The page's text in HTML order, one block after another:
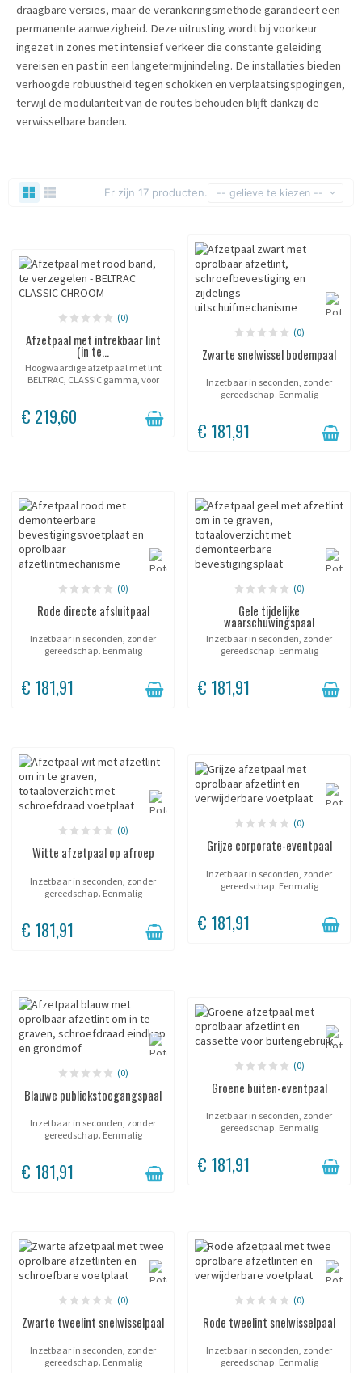
draagbare versies, maar de verankeringsmethode garandeert een
permanente aanwezigheid. Deze uitrusting wordt bij voorkeur
ingezet in zones met intensief verkeer die constante geleiding
vereisen en past in een langetermijnindeling. De installaties bieden
verhoogde robuustheid tegen schokken en verplaatsingspogingen,
terwijl de modulariteit van de routes behouden blijft dankzij de
verwisselbare banden.
Er zijn 17 producten. -- gelieve te kiezen --
(0)
Afzetpaal met intrekbaar lint
(in te...
Hoogwaardige afzetpaal met lint
BELTRAC, CLASSIC gamma, voor
€ 219,60
(0)
Zwarte snelwissel bodempaal
Inzetbaar in seconden, zonder
gereedschap. Eenmalig
verwijderd. Soepele lintterugloop,
€ 181,91
(0)
Rode directe afsluitpaal
Inzetbaar in seconden, zonder
gereedschap. Eenmalig
verwijderd. Soepele lintterugloop,
€ 181,91
(0)
Gele tijdelijke
waarschuwingspaal
Inzetbaar in seconden, zonder
gereedschap. Eenmalig
verwijderd. Soepele lintterugloop,
€ 181,91
(0)
Witte afzetpaal op afroep
Inzetbaar in seconden, zonder
gereedschap. Eenmalig
verwijderd. Soepele lintterugloop,
zonder schok....
€ 181,91
(0)
Grijze corporate-eventpaal
Inzetbaar in seconden, zonder
gereedschap. Eenmalig
verwijderd. Soepele lintterugloop,
zonder schok....
€ 181,91
(0)
Blauwe publiekstoegangspaal
Inzetbaar in seconden, zonder
gereedschap. Eenmalig
verwijderd. Soepele lintterugloop,
zonder schok....
€ 181,91
(0)
Groene buiten-eventpaal
Inzetbaar in seconden, zonder
gereedschap. Eenmalig
verwijderd. Soepele lintterugloop,
zonder schok....
€ 181,91
(0)
Zwarte tweelint snelwisselpaal
Inzetbaar in seconden, zonder
gereedschap. Eenmalig
(0)
Rode tweelint snelwisselpaal
Inzetbaar in seconden, zonder
gereedschap. Eenmalig